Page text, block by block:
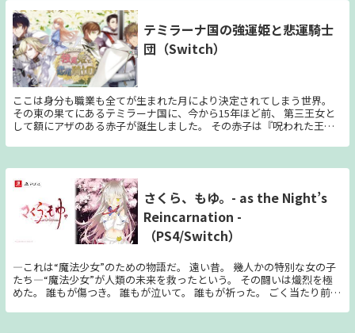
ーム中には、探偵たちによる捜査パートが発生。 しかしプレイヤーの
分身『無能探偵』には特技がありません。 そのため、信頼を得た探偵
たちに的確な指示を出し、代わりに捜査を進めてもらうことが、ゲーム
の鍵となります。 【ストーリー】 100人以上の死者を出し、国中を混乱
に陥れた連続殺人鬼『八ツ裂き公』。その凶行を止めるため、優秀な探
偵のみで構成された組織『探偵同盟』は、選りすぐりのメンバーによる
合同捜査を決断した。 謎の男『老師探偵』に導かれ、何故か捜査に参
加することになった平凡な青年『北條和都』は、憧れの探偵たちと行動
を共にする中で、重大な事実を知ってしまう。 自分たち14人の探偵の
中に――『八ツ裂き公』が潜んでいるという事実を。
テミラーナ国の強運姫と悲運騎士
団（Switch）
ここは身分も職業も全てが生まれた月により決定されてしまう世界。
その東の果てにあるテミラーナ国に、今から15年ほど前、 第三王女と
して額にアザのある赤子が誕生しました。 その赤子は『呪われた王
儀なくされました―― しかしそんな彼女に、大きな転機がやってきます。
ム”の会場で、 目が眩むような強い“光”を放つ5人の男性たちを目にし
たのです。 ——そう、この『呪われた王女』には 特別な強運(ちから)が
宿っていました。 自身に命の危機が迫ると、それを避けろと知らせる
かのように 物や場所が光って見えるのです。 王女の強運(ちから)を知る
周囲の者は、 危険な人物だから光ったのではないかと助言しました
が…… 今まで見た“あの光”とは違う。 王女は自分の直感を信じ、 光っ
らの中には剣術経験がないばかりか、 騎士に興味すらない者もいま
す。 そんなたった五人の小さな騎士団と共に、 王女はこれから巻き起
こる“厄災”を、 乗り越えてゆくことが出来るのでしょうか——？
さくら、もゆ。- as the Night’s
Reincarnation -
（PS4/Switch）
―これは“魔法少女”のための物語だ。 遠い昔。 幾人かの特別な女の子
たち―“魔法少女”が人類の未来を救ったという。 その闘いは熾烈を極
めた。 誰もが傷つき。 誰もが泣いて。 誰もが祈った。 ごく当たり前に
て。 祈っても。 少女らは誰に感謝されることもなく。 誰に賞賛される